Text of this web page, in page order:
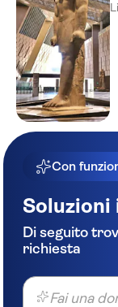
Con
Di seguito
richiesta
Fai una